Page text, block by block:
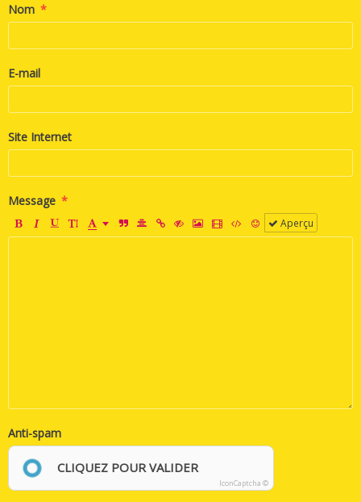
Nom
E-mail
Site Internet
Message
Aperçu
Anti-spam
CLIQUEZ POUR VALIDER
IconCaptcha ©